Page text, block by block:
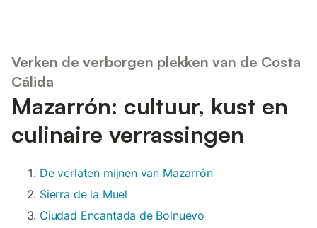
Verken de verborgen plekken van de Costa
Cálida
Mazarrón: cultuur, kust en
culinaire verrassingen
De verlaten mijnen van Mazarrón
Sierra de la Muel
Ciudad Encantada de Bolnuevo